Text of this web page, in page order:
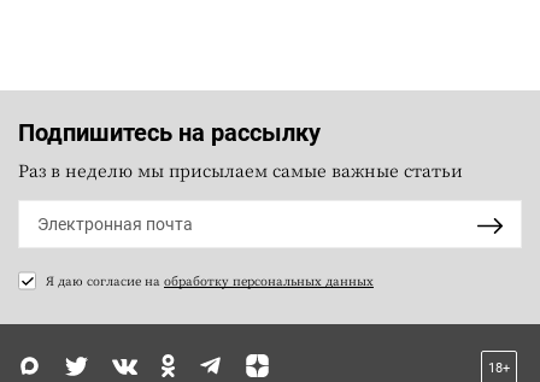
Подпишитесь на рассылку
Раз в неделю мы присылаем самые важные статьи
Я даю согласие на обработку персональных данных
18+